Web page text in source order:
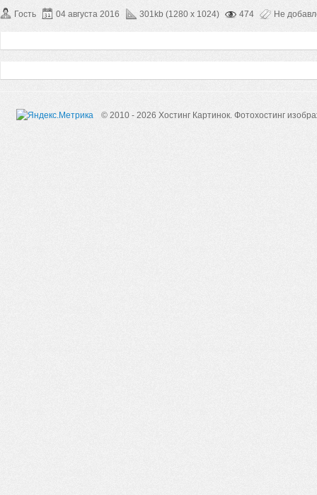
Гость 04 августа 2016 301kb (1280 x 1024) 474 Не
© 2010 - 2026 Хостинг Картинок. Фотохостинг